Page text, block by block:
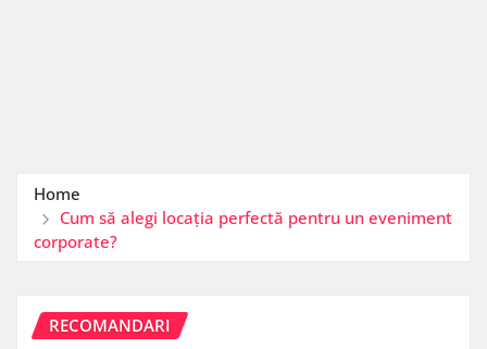
Home
Cum să alegi locația perfectă pentru un eveniment
corporate?
RECOMANDARI